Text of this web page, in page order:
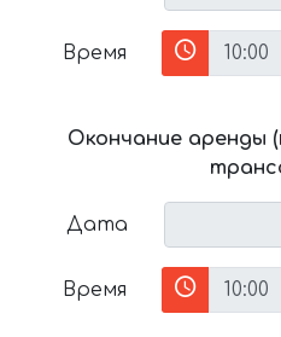
Время
Окончание аренды
Дата
Время